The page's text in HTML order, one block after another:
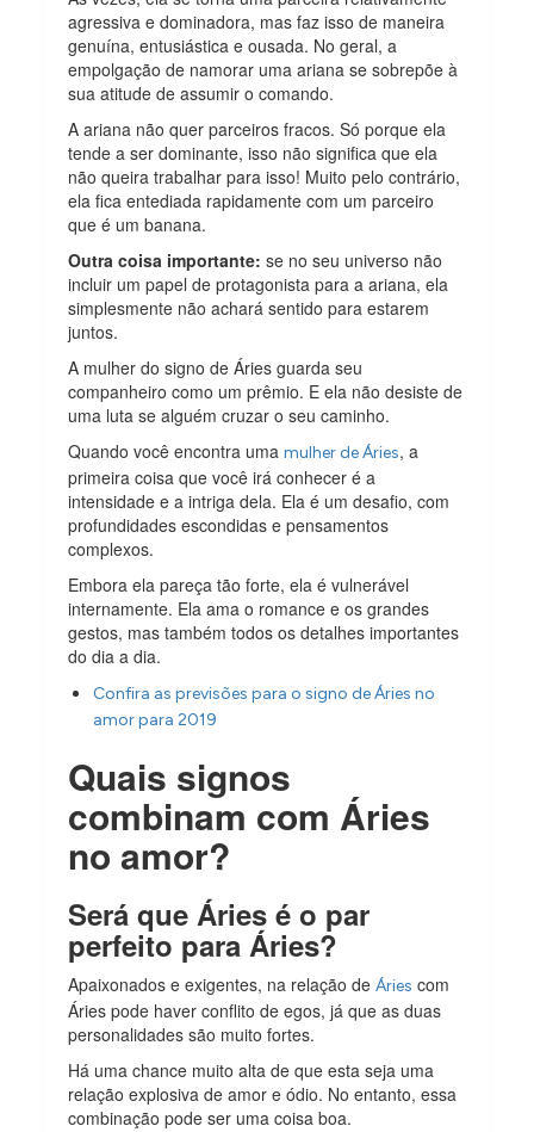
agressiva e dominadora, mas faz isso de maneira
genuína, entusiástica e ousada. No geral, a
empolgação de namorar uma ariana se sobrepõe à
sua atitude de assumir o comando.
A ariana não quer parceiros fracos. Só porque ela
tende a ser dominante, isso não significa que ela
não queira trabalhar para isso! Muito pelo contrário,
ela fica entediada rapidamente com um parceiro
que é um banana.
Outra coisa importante:se no seu universo não
incluir um papel de protagonista para a ariana, ela
simplesmente não achará sentido para estarem
juntos.
A mulher do signo de Áries guarda seu
companheiro como um prêmio. E ela não desiste de
uma luta se alguém cruzar o seu caminho.
Quando você encontra umamulher de Áries, a
primeira coisa que você irá conhecer é a
intensidade e a intriga dela. Ela é um desafio, com
profundidades escondidas e pensamentos
complexos.
Embora ela pareça tão forte, ela é vulnerável
internamente. Ela ama o romance e os grandes
gestos, mas também todos os detalhes importantes
do dia a dia.
Confira as previsões para o signo de Áries no
amor para 2019
Quais signos
combinam com Áries
no amor?
Será que Áries é o par
perfeito para Áries?
Apaixonados e exigentes, na relação deÁries com
Áries pode haver conflito de egos, já que as duas
personalidades são muito fortes.
Há uma chance muito alta de que esta seja uma
relação explosiva de amor e ódio. No entanto, essa
combinação pode ser uma coisa boa.